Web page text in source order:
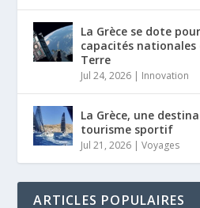
La Grèce se dote
capacités nationales
Terre
Jul 24, 2026 | Innovation
La Grèce, une
tourisme sportif
Jul 21, 2026 |Voyages
ARTICLES POPULAIRES